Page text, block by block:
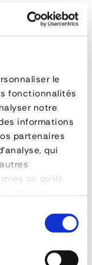
le
fonctionnalités
notre
informations
partenaires
qui
ou qu'ils
and Rubber